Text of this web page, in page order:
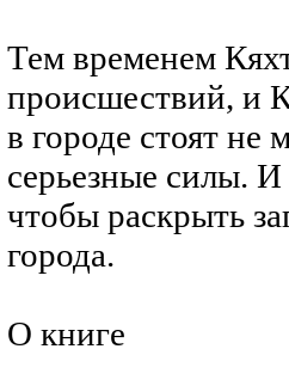
Тем временем
происшествий, и
в городе стоят не
серьезные силы. И
чтобы раскрыть
города.
О книге